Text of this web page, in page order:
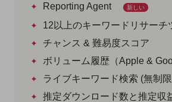
Reporting Agent
新しい
12以上のキーワードリサーチ
チャンス & 難易度スコア
ボリューム履歴（Apple &
ライブキーワード検索 (無制
推定ダウンロード数と推定収